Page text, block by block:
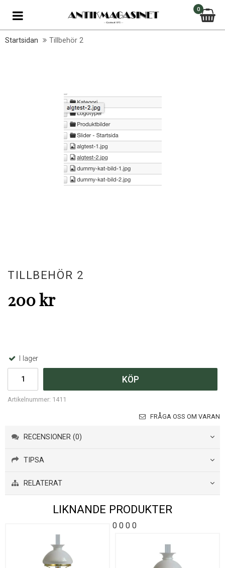
0
Startsidan Tillbehör 2
TILLBEHÖR 2
200 kr
I lager
KÖP
Artikelnummer: 1411
FRÅGA OSS OM VARAN
RECENSIONER (0)
TIPSA
RELATERAT
LIKNANDE PRODUKTER
0 0 0 0